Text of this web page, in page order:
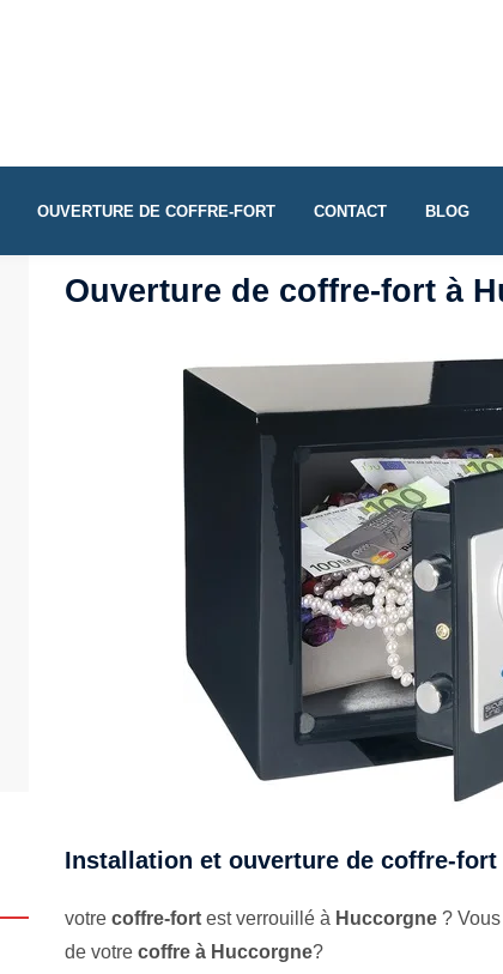
OUVERTURE DE COFFRE-FORT CONTACT BLOG
Ouverture de coffre-fort à
Installation et ouverture de coffre-fort
votrecoffre-fort est verrouillé à Huccorgne ?
de votrecoffre à Huccorgne?